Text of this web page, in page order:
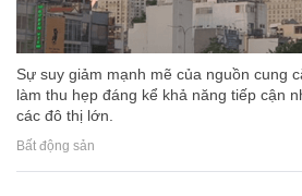
Sự suy giảm mạnh mẽ của nguồn cung
làm thu hẹp đáng kể khả năng tiếp cận
các đô thị lớn.
Bất động sản